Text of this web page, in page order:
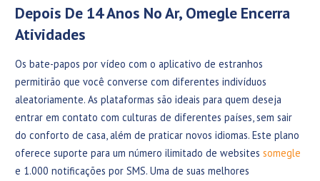
Depois De 14 Anos No Ar, Omegle Encerra
Atividades
Os bate-papos por vídeo com o aplicativo de estranhos
permitirão que você converse com diferentes indivíduos
aleatoriamente. As plataformas são ideais para quem deseja
entrar em contato com culturas de diferentes países, sem sair
do conforto de casa, além de praticar novos idiomas. Este plano
oferece suporte para um número ilimitado de websites somegle
e 1.000 notificações por SMS. Uma de suas melhores